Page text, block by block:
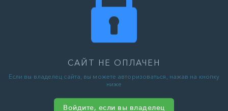
САЙТ НЕ ОПЛАЧЕН
Если вы владелец сайта, вы можете авторизоваться, нажав на кнопку
ниже
Войдите, если вы владелец